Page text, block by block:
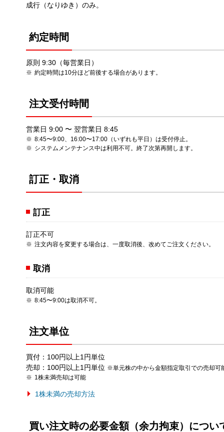
成行（なりゆき）のみ。
約定時間
原則 9:30（毎営業日）
約定時間は10分ほど前後する場合があります。
注文受付時間
営業日 9:00 〜 翌営業日 8:45
8:45〜9:00、16:00〜17:00（いずれも平日）は受付停止。
システムメンテナンス中は利用不可。終了次第再開します。
訂正・取消
訂正
訂正不可
注文内容を変更する場合は、一度取消後、改めてご注文ください。
取消
取消可能
8:45〜9:00は取消不可。
注文単位
買付：100円以上1円単位
売却：100円以上1円単位 ※単元株の中から金額指定取引での売却可
1株未満売却は可能
1株未満の売却方法
買い注文時の必要金額（余力拘束）につい